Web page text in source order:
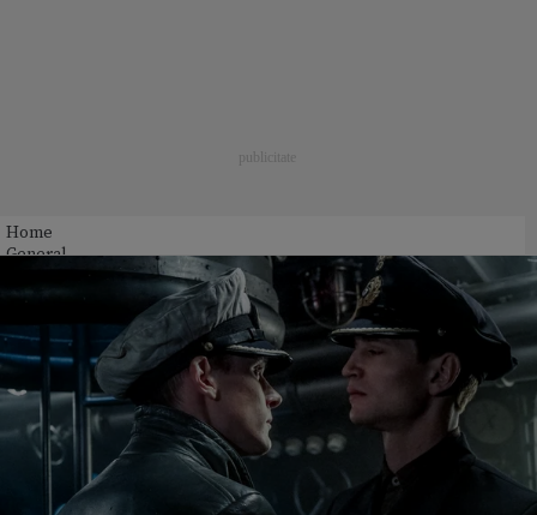
Home
General